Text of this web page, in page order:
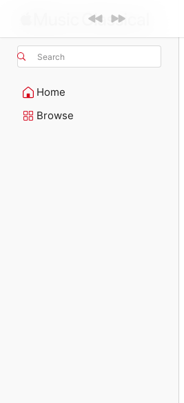
Search
Home
Browse